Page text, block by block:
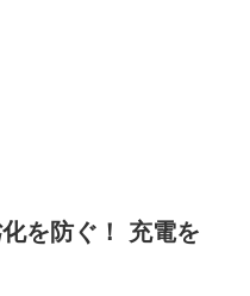
化を防ぐ！ 充電を